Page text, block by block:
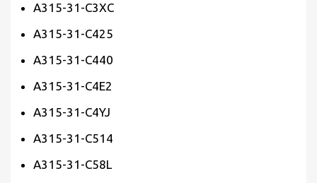
A315-31-C3XC
A315-31-C425
A315-31-C440
A315-31-C4E2
A315-31-C4YJ
A315-31-C514
A315-31-C58L